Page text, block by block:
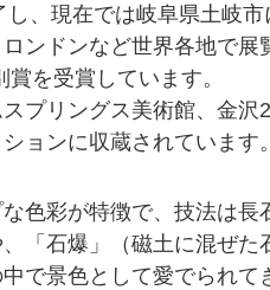
、現在では岐阜県土岐
ンドンなど世界各地で展
を受賞しています。
プリングス美術館、金沢
ョンに収蔵されています。
色彩が特徴で、技法は長
「石爆」（磁土に混ぜ
で景色として愛でられて